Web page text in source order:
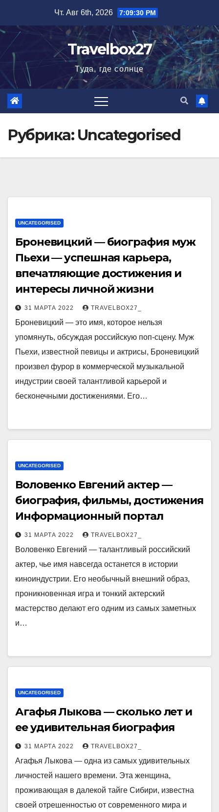
содержимому
Чт. Авг 6th, 2026 7:09:31 PM
Travelbox27
Туда, где солнце
Рубрика: Uncategorised
UNCATEGORISED
Броневицкий — биография муж
Пьехи — успешная карьера,
впечатляющие достижения и
интересы личной жизни
31 МАРТА 2022 TRAVELBOX27_
Броневицкий — это имя, которое нельзя
упомянуть, обсуждая российскую поп-сцену. Муж
Пьехи, известной певицы и актрисы, Броневицкий
произвел фурор в коммерческой музыкальной
индустрии своей талантливой карьерой и
бесконечными достижениями. Его…
UNCATEGORISED
Воловенко Евгений актер —
биография, фильмы, достижения
Информационный портал
31 МАРТА 2022 TRAVELBOX27_
Воловенко Евгений — талантливый российский
актер, чье имя навсегда останется в истории
киноиндустрии. Его необычный внешний образ,
проникновенная игра и тонкий актерский
мастерство делают его одним из самых заметных
и…
UNCATEGORISED
Агафья Лыкова — сколько лет и
ее удивительная биография
31 МАРТА 2022 TRAVELBOX27_
Агафья Лыкова — одна из самых удивительных
личностей нашего времени. Эта женщина,
проживающая в далекой тайге Сибири, известна
своей отрешенностью от современного мира и